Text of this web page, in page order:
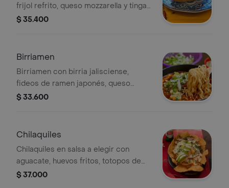
frijol refrito, queso mozzarella y tinga
de pollo.
$ 35.400
Birriamen
Birriamen con birria jalisciense,
fideos de ramen japonés, queso
mozzarella, cebolla, cilantro y limón,
$ 33.600
Chilaquiles
Chilaquiles en salsa a elegir con
aguacate, huevos fritos, totopos de
maíz, queso, crema de leche y
$ 37.000